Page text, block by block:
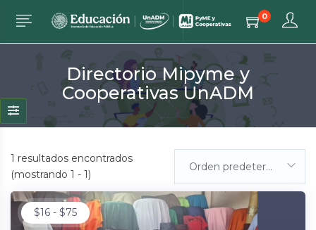
0
Directorio Mipyme y
Cooperativas UnADM
1 resultados encontrados
(mostrando 1 - 1)
Orden predeterminada
$16 - $75